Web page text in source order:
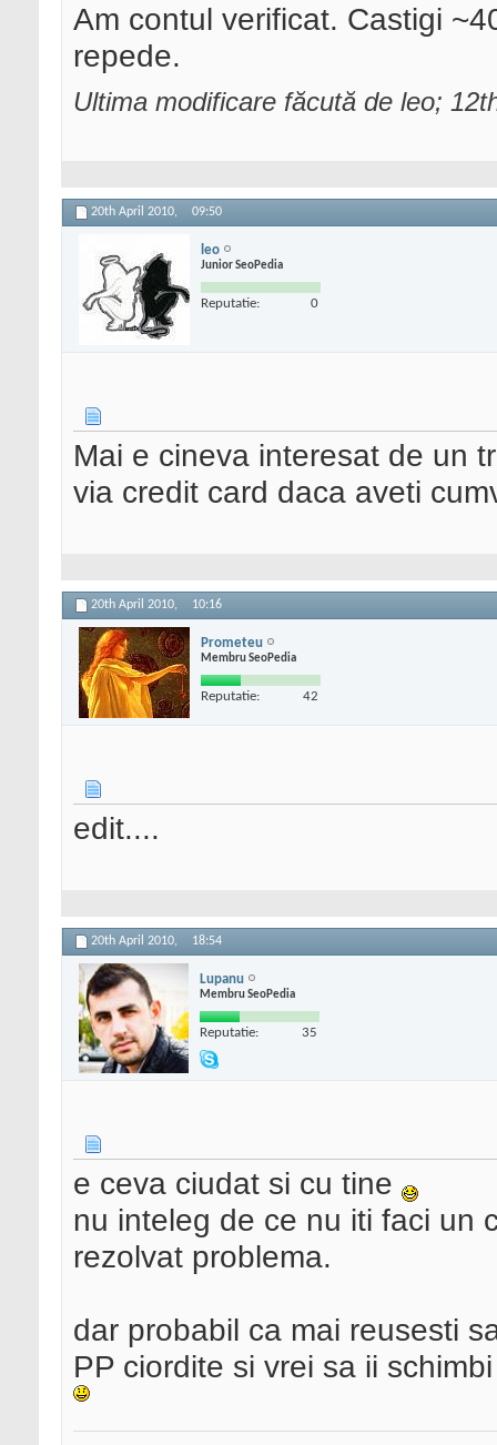
Am contul verificat. Castigi
repede.
Ultima modificare făcută de leo;
20th April 2010, 09:50
leo
Junior SeoPedia
Reputatie: 0
Mai e cineva interesat de un
via credit card daca aveti
20th April 2010, 10:16
Prometeu
Membru SeoPedia
Reputatie: 42
edit....
20th April 2010, 18:54
Lupanu
Membru SeoPedia
Reputatie: 35
e ceva ciudat si cu tine
nu inteleg de ce nu iti faci un
rezolvat problema.
dar probabil ca mai reusesti
PP ciordite si vrei sa ii